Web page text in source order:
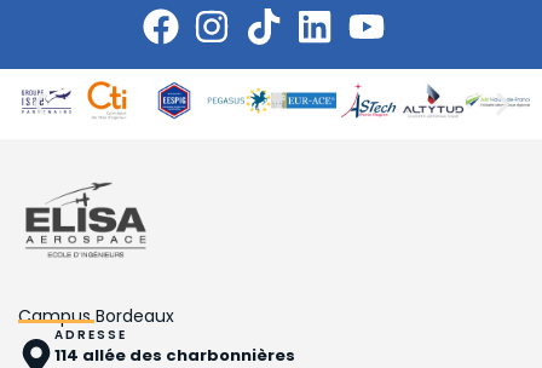
Campus Bordeaux
ADRESSE
114 allée des charbonnières